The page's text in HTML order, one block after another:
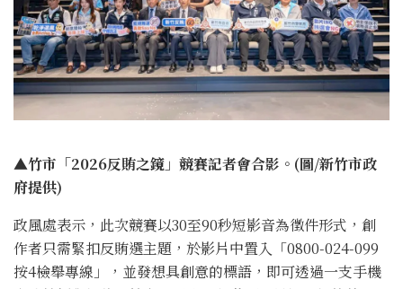
▲竹市「2026反賄之鏡」競賽記者會合影。(圖/新竹市政
府提供)
政風處表示，此次競賽以30至90秒短影音為徵件形式，創
作者只需緊扣反賄選主題，於影片中置入「0800-024-099
按4檢舉專線」，並發想具創意的標語，即可透過一支手機